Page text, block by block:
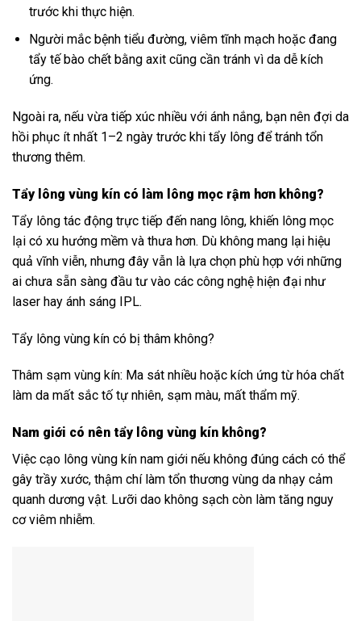
trước khi thực hiện.
Người mắc bệnh tiểu đường, viêm tĩnh mạch hoặc đang
tẩy tế bào chết bằng axit cũng cần tránh vì da dễ kích
ứng.
Ngoài ra, nếu vừa tiếp xúc nhiều với ánh nắng, bạn nên đợi da
hồi phục ít nhất 1–2 ngày trước khi tẩy lông để tránh tổn
thương thêm.
Tẩy lông vùng kín có làm lông mọc rậm hơn không?
Tẩy lông tác động trực tiếp đến nang lông, khiến lông mọc
lại có xu hướng mềm và thưa hơn. Dù không mang lại hiệu
quả vĩnh viễn, nhưng đây vẫn là lựa chọn phù hợp với những
ai chưa sẵn sàng đầu tư vào các công nghệ hiện đại như
laser hay ánh sáng IPL.
Tẩy lông vùng kín có bị thâm không?
Thâm sạm vùng kín: Ma sát nhiều hoặc kích ứng từ hóa chất
làm da mất sắc tố tự nhiên, sạm màu, mất thẩm mỹ.
Nam giới có nên tẩy lông vùng kín không?
Việc cạo lông vùng kín nam giới nếu không đúng cách có thể
gây trầy xước, thậm chí làm tổn thương vùng da nhạy cảm
quanh dương vật. Lưỡi dao không sạch còn làm tăng nguy
cơ viêm nhiễm.